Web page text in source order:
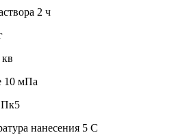
2 ч
10 мПа
Пк5
нанесения 5 C